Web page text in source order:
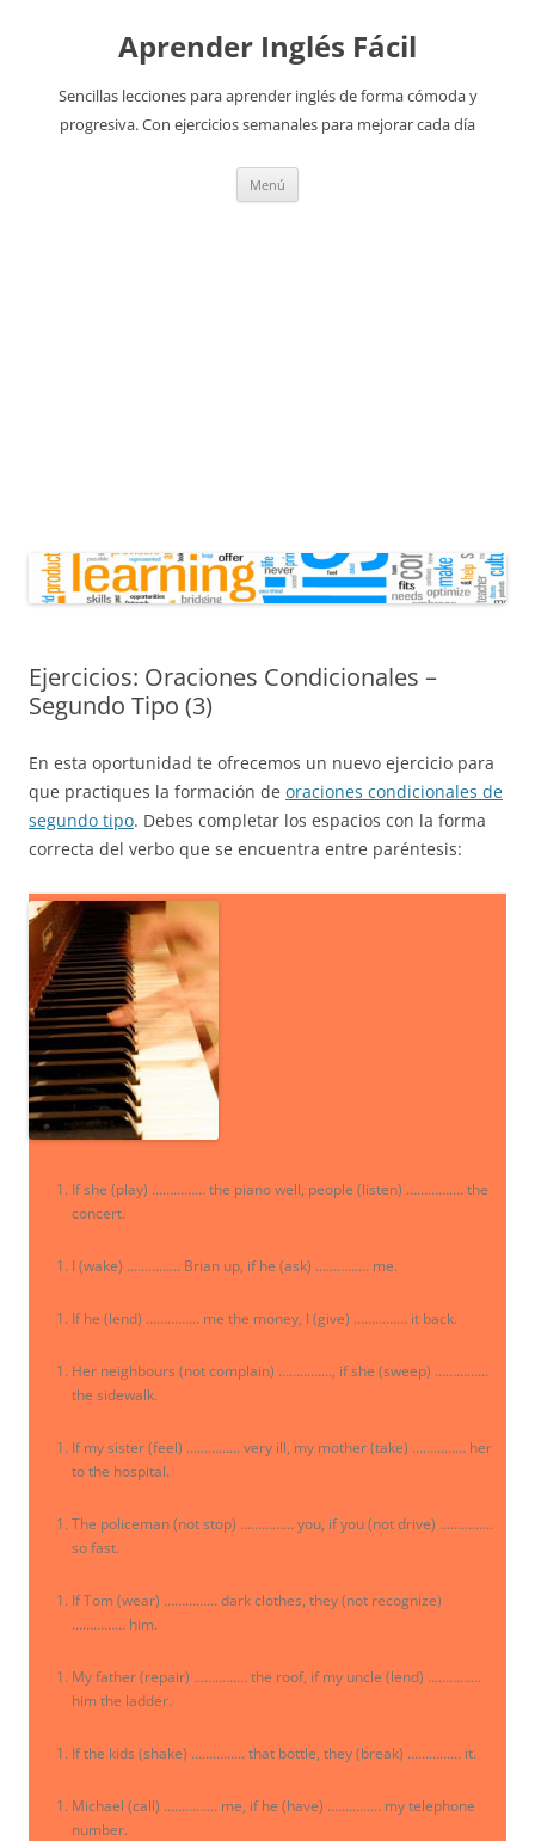
Aprender Inglés Fácil
Sencillas lecciones para aprender inglés de forma cómoda y
progresiva. Con ejercicios semanales para mejorar cada día
Menú
Ejercicios: Oraciones Condicionales –
Segundo Tipo (3)
En esta oportunidad te ofrecemos un nuevo ejercicio para
que practiques la formación de oraciones condicionales de
segundo tipo. Debes completar los espacios con la forma
correcta del verbo que se encuentra entre paréntesis:
If she (play) …………… the piano well, people (listen) ……………. the
concert.
I (wake) …………… Brian up, if he (ask) …………… me.
If he (lend) …………… me the money, I (give) …………… it back.
Her neighbours (not complain) ……………, if she (sweep) ……………
the sidewalk.
If my sister (feel) …………… very ill, my mother (take) …………… her
to the hospital.
The policeman (not stop) …………… you, if you (not drive) ……………
so fast.
If Tom (wear) …………… dark clothes, they (not recognize)
…………… him.
My father (repair) …………… the roof, if my uncle (lend) ……………
him the ladder.
If the kids (shake) …………… that bottle, they (break) …………… it.
Michael (call) …………… me, if he (have) …………… my telephone
number.